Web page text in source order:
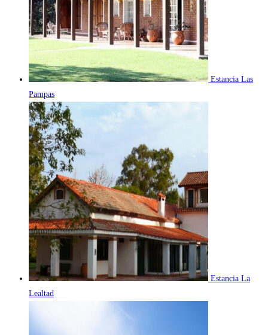
Estancia Las
Pampas
Estancia La
Lealtad